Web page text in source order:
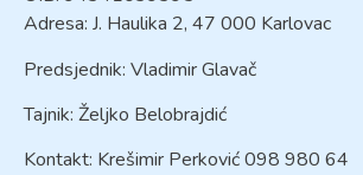
Adresa: J. Haulika 2, 47 000 Karlovac
Predsjednik: Vladimir Glavač
Tajnik: Željko Belobrajdić
Kontakt: Krešimir Perković 098 980 64